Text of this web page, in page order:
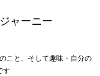
ャーニー
こと、そして趣味・自分の
す